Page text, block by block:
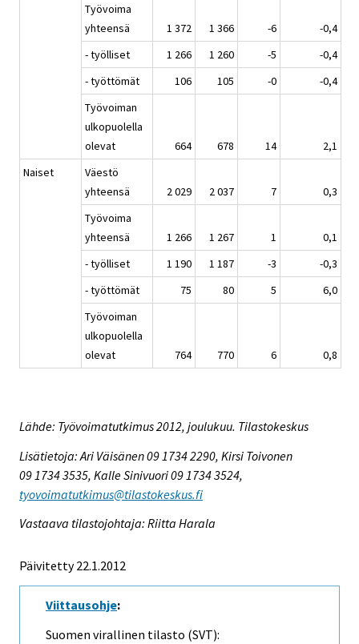
Työvoima
yhteensä
1 372 1 366 -6
-0,4
- työlliset
1 266 1 260 -5
-0,4
- työttömät
106 105 -0
-0,4
Työvoiman
ulkopuolella
olevat
664 678 14
2,1
Naiset
Väestö
yhteensä
2 029 2 037 7
0,3
Työvoima
yhteensä
1 266 1 267 1
0,1
- työlliset
1 190 1 187 -3
-0,3
- työttömät
75 80 5
6,0
Työvoiman
ulkopuolella
olevat
764 770 6 0,8
Lähde: Työvoimatutkimus 2012, joulukuu. Tilastokeskus
Lisätietoja: Ari Väisänen 09 1734 2290, Kirsi Toivonen
09 1734 3535, Kalle Sinivuori 09 1734 3524,
tyovoimatutkimus@tilastokeskus.fi
Vastaava tilastojohtaja: Riitta Harala
Päivitetty 22.1.2012
Viittausohje:
Suomen virallinen tilasto (SVT):